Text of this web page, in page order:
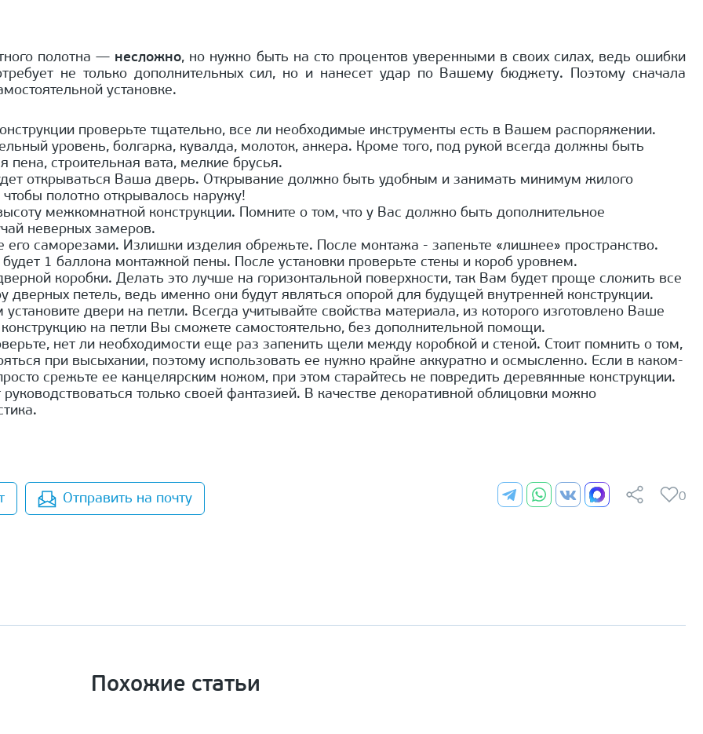
полотна — несложно, но нужно быть на сто процентов уверенными в своих силах, ведь ошибки
не только дополнительных сил, но и нанесет удар по Вашему бюджету. Поэтому сначала
установке.
проверьте тщательно, все ли необходимые инструменты есть в Вашем распоряжении.
уровень, болгарка, кувалда, молоток, анкера. Кроме того, под рукой всегда должны быть
строительная вата, мелкие брусья.
открываться Ваша дверь. Открывание должно быть удобным и занимать минимум жилого
полотно открывалось наружу!
межкомнатной конструкции. Помните о том, что у Вас должно быть дополнительное
неверных замеров.
его саморезами. Излишки изделия обрежьте. После монтажа - запеньте «лишнее» пространство.
1 баллона монтажной пены. После установки проверьте стены и короб уровнем.
коробки. Делать это лучше на горизонтальной поверхности, так Вам будет проще сложить все
петель, ведь именно они будут являться опорой для будущей внутренней конструкции.
двери на петли. Всегда учитывайте свойства материала, из которого изготовлено Ваше
на петли Вы сможете самостоятельно, без дополнительной помощи.
нет ли необходимости еще раз запенить щели между коробкой и стеной. Стоит помнить о том,
при высыхании, поэтому использовать ее нужно крайне аккуратно и осмысленно. Если в каком-
срежьте ее канцелярским ножом, при этом старайтесь не повредить деревянные конструкции.
только своей фантазией. В качестве декоративной облицовки можно
Отправить на почту 0
Похожие статьи